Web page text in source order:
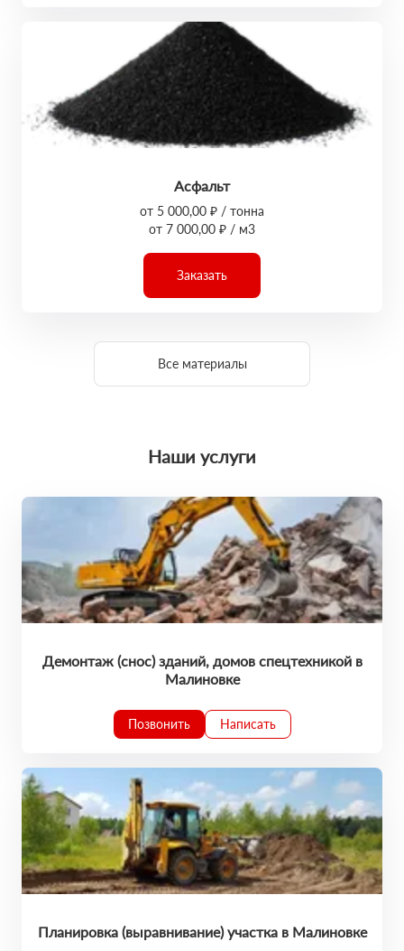
Асфальт
от 5 000,00 ₽ / тонна
от 7 000,00 ₽ / м3
Заказать
Все материалы
Наши услуги
Демонтаж (снос) зданий, домов спецтехникой в
Малиновке
Позвонить Написать
Планировка (выравнивание) участка в Малиновке